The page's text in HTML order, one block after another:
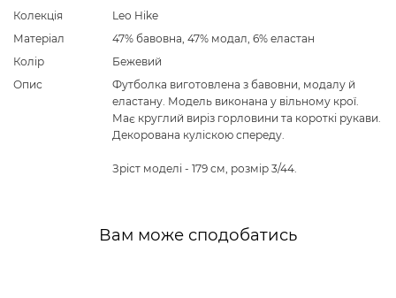
Колекція
Leo Hike
Матеріал
47% бавовна, 47% модал, 6% еластан
Колір
Бежевий
Опис
Футболка виготовлена з бавовни, модалу й
еластану. Модель виконана у вільному крої.
Має круглий виріз горловини та короткі рукави.
Декорована куліскою спереду.
Зріст моделі - 179 см, розмір 3/44.
Вам може сподобатись